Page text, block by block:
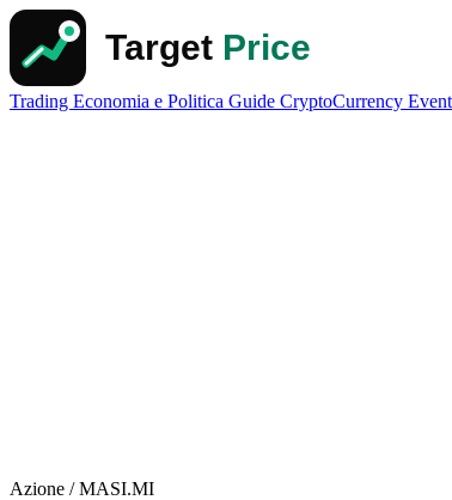
Trading Economia e Politica Guide CryptoCurrency
Azione / MASI.MI